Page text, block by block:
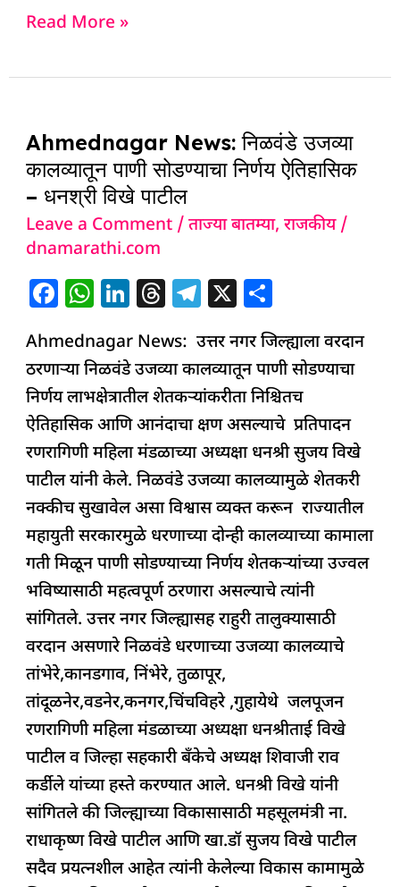
c
b
o
k
at
A
p
dI d ra
Read More »
Ahmednagar News: निळवंडे उजव्या
कालव्यातून पाणी सोडण्याचा निर्णय ऐतिहासिक
– धनश्री विखे पाटील
Leave a Comment /ताज्या बातम्या,राजकीय/
dnamarathi.com
F
c
e
b
o
o
k
W
at
s
A
p
p
Li
k
e
dI
n
T
re
a
d
s
T
e
g
ra
m
X
ar
e
Ahmednagar News: उत्तर नगर जिल्ह्याला वरदान
ठरणाऱ्या निळवंडे उजव्या कालव्यातून पाणी सोडण्याचा
निर्णय लाभक्षेत्रातील शेतकऱ्यांकरीता निश्चितच
ऐतिहासिक आणि आनंदाचा क्षण असल्याचे प्रतिपादन
रणरागिणी महिला मंडळाच्या अध्यक्षा धनश्री सुजय विखे
पाटील यांनी केले. निळवंडे उजव्या कालव्यामुळे शेतकरी
नक्कीच सुखावेल असा विश्वास व्यक्त करून राज्यातील
महायुती सरकारमुळे धरणाच्या दोन्ही कालव्याच्या कामाला
गती मिळून पाणी सोडण्याच्या निर्णय शेतकऱ्यांच्या उज्वल
भविष्यासाठी महत्वपूर्ण ठरणारा असल्याचे त्यांनी
सांगितले. उत्तर नगर जिल्ह्यासह राहुरी तालुक्यासाठी
वरदान असणारे निळवंडे धरणाच्या उजव्या कालव्याचे
तांभेरे,कानडगाव, निंभेरे, तुळापूर,
तांदूळनेर,वडनेर,कनगर,चिंचविहरे ,गुहायेथे जलपूजन
रणरागिणी महिला मंडळाच्या अध्यक्षा धनश्रीताई विखे
पाटील व जिल्हा सहकारी बँकेचे अध्यक्ष शिवाजी राव
कर्डीले यांच्या हस्ते करण्यात आले. धनश्री विखे यांनी
सांगितले की जिल्ह्याच्या विकासासाठी महसूलमंत्री ना.
राधाकृष्ण विखे पाटील आणि खा.डॉ सुजय विखे पाटील
सदैव प्रयत्नशील आहेत त्यांनी केलेल्या विकास कामामुळे
News:
निळवंडे
उजव्या
कालव्यातून
पाणी
सोडण्याचा
निर्णय
ऐतिहासिक
–
धनश्री
विखे
पाटील